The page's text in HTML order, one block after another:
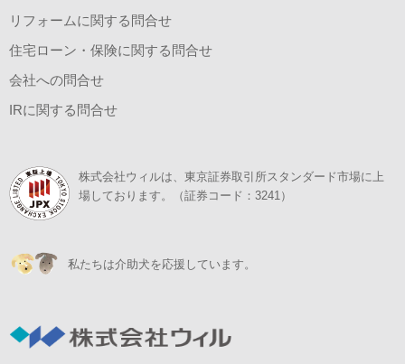
リフォームに関する問合せ
住宅ローン・保険に関する問合せ
会社への問合せ
IRに関する問合せ
株式会社ウィルは、東京証券取引所スタンダード市場に上
場しております。（証券コード：3241）
私たちは介助犬を応援しています。